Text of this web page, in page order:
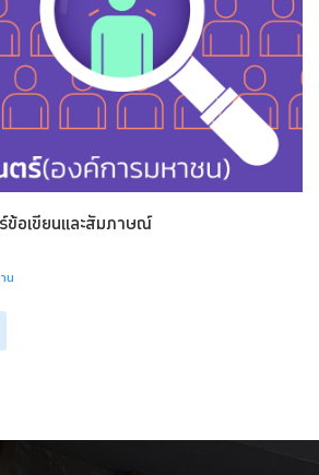
อเขียนและสัมภาษณ์
น